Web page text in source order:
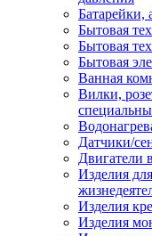
Батарейки,
Бытовая
Бытовая
Бытовая
Ванная
Вилки,
Датчики/
Двигатели
Изделия
Изделия
Изделия